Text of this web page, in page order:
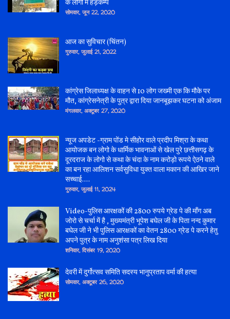
के लोगो में हड़कम्प
सोमवार, जून 22, 2020
आज का सुविचार (चिंतन)
गुरुवार, जुलाई 21, 2022
कांग्रेस जिलाध्यक्ष के वाहन से 10 लोग जख्मी एक कि मौके पर
मौत, कांग्रेसनेत्री के पुत्र द्वारा दिया जानबूझकर घटना को अंजाम
मंगलवार, अक्टूबर 27, 2020
न्यूज अपडेट -ग्राम पोंड मे सीहोर वाले प्रदीप मिश्रा के कथा
आयोजक बन लोगो के धार्मिक भावनाओं से खेल पुरे छत्तीसगढ़ के
दूरदराज के लोगो से कथा के चंदा के नाम करोड़ो रूपये ऐठने वाले
का बन रहा आलिशन सर्वसुविधा युक्त वाला मकान की आखिर जाने
सच्चाई....
गुरुवार, जुलाई 11, 2024
Video-पुलिस आरक्षकों की 2800 रुपये ग्रेड पे की माँग अब
जोरो से चर्चा में है , मुख्यमंत्री भूपेश बघेल जी के पिता नन्द कुमार
बघेल जी ने भी पुलिस आरक्षकों का वेतन 2800 ग्रेड पे करने हेतु
अपने पुत्र के नाम अनुशंसा पत्र लिख दिया
शनिवार, दिसंबर 19, 2020
देवरी में दुर्गोत्सव समिति सदस्य भानुप्रताप वर्मा की हत्या
सोमवार, अक्टूबर 26, 2020